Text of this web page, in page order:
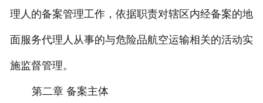
理人的备案管理工作，依据职责对辖区内经备案的地
面服务代理人从事的与危险品航空运输相关的活动实
施监督管理。
第二章 备案主体